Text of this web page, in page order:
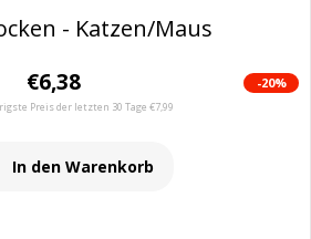
- Katzen/Maus
€6,38 -20%
Preis der letzten 30 Tage €7,99
In den Warenkorb